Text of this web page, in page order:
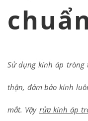
Sử dụng kính áp tròng
thận, đảm bảo kính
mắt. Vậy rửa kính áp